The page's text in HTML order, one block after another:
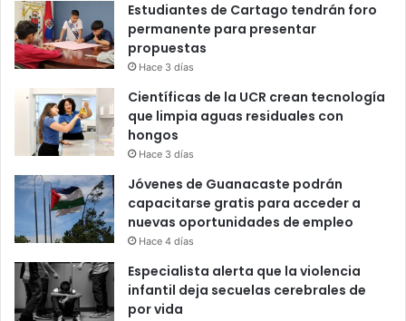
Estudiantes de Cartago tendrán foro
permanente para presentar
propuestas
Hace 3 días
Científicas de la UCR crean tecnología
que limpia aguas residuales con
hongos
Hace 3 días
Jóvenes de Guanacaste podrán
capacitarse gratis para acceder a
nuevas oportunidades de empleo
Hace 4 días
Especialista alerta que la violencia
infantil deja secuelas cerebrales de
por vida